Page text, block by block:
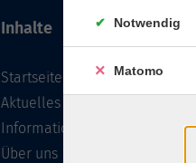
Inhalte
Startseite
Aktuelles
Informationen
Über uns
Notwendig
Matomo